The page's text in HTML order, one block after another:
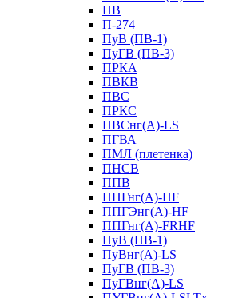
НВ
П-274
ПуВ (ПВ-1)
ПуГВ (ПВ-3)
ПРКА
ПВКВ
ПВС
ПРКС
ПВСнг(А)-LS
ПГВА
ПМЛ (плетенка)
ПНСВ
ППВ
ППГнг(А)-HF
ППГЭнг(А)-HF
ППГнг(А)-FRHF
ПуВ (ПВ-1)
ПуВнг(А)-LS
ПуГВ (ПВ-3)
ПуГВнг(А)-LS